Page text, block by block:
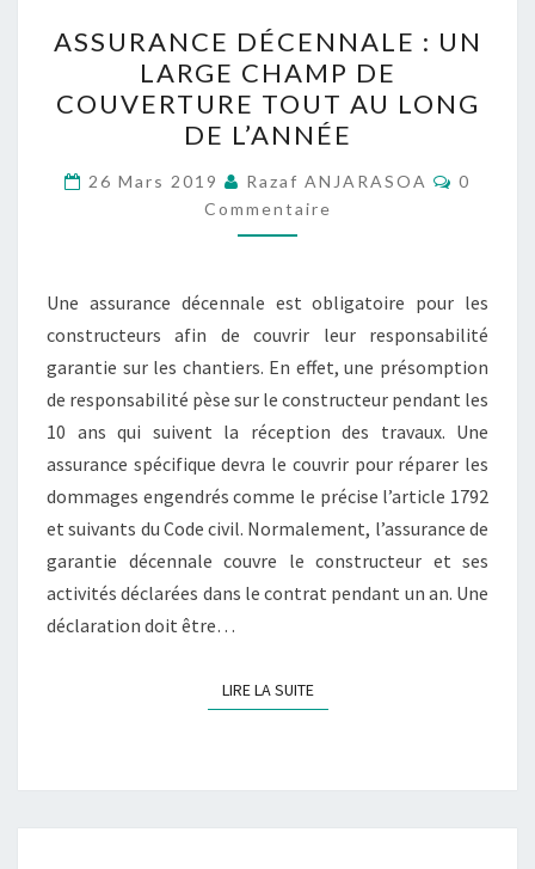
DÉCENNALE :
UN
LARGE
CHAMP
DE
COUVERTURE
TOUT
LONG
DE
L’ANNÉE
ASSURANCE DÉCENNALE : UN
LARGE CHAMP DE
COUVERTURE TOUT AU LONG
DE L’ANNÉE
26 Mars 2019 Razaf ANJARASOA
0
Commentaire
Une assurance décennale est obligatoire pour les
constructeurs afin de couvrir leur responsabilité
garantie sur les chantiers. En effet, une présomption
de responsabilité pèse sur le constructeur pendant les
10 ans qui suivent la réception des travaux. Une
assurance spécifique devra le couvrir pour réparer les
dommages engendrés comme le précise l’article 1792
et suivants du Code civil. Normalement, l’assurance de
garantie décennale couvre le constructeur et ses
activités déclarées dans le contrat pendant un an. Une
déclaration doit être…
LIRE LA SUITELIRE LA SUITE